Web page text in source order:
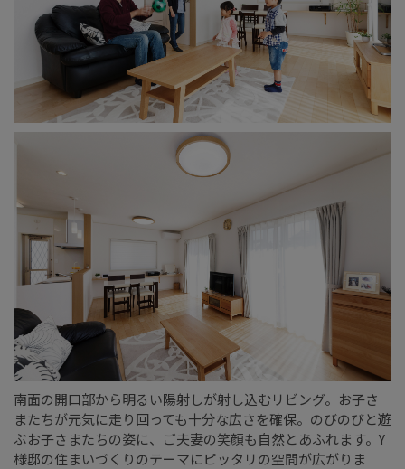
南面の開口部から明るい陽射しが射し込むリビング。お子さ
またちが元気に走り回っても十分な広さを確保。のびのびと遊
ぶお子さまたちの姿に、ご夫妻の笑顔も自然とあふれます。Y
様邸の住まいづくりのテーマにピッタリの空間が広がりま